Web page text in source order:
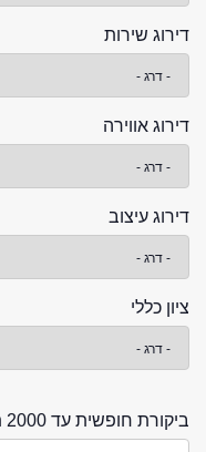
דירוג שירות
דירוג אווירה
דירוג עיצוב
ציון כללי
ביקורת חופשית עד 2000 תווים